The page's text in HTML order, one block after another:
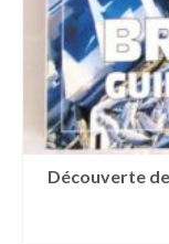
Découverte